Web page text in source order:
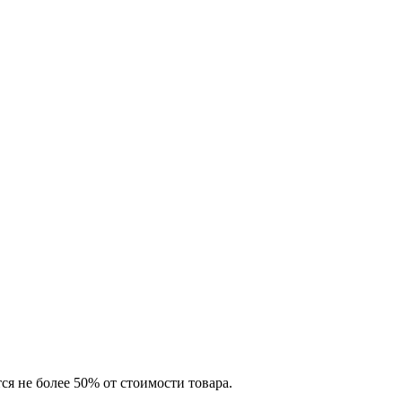
более 50% от стоимости товара.